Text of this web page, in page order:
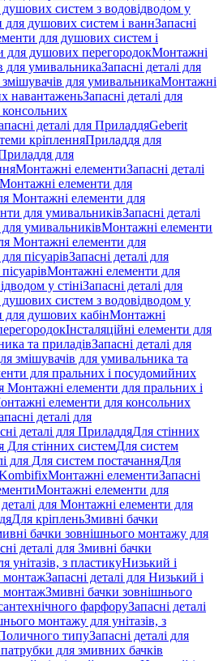
систем з водовідводом у
душових систем і ваннЗапасні
для душових систем і
для душових перегородокМонтажні
для умивальникаЗапасні деталі для
для умивальникаМонтажні
навантаженьЗапасні деталі для
деталі для ПриладдяGeberit
кріпленняПриладдя для
для
Монтажні елементиЗапасні деталі
Монтажні елементи для
Монтажні елементи для
для умивальниківЗапасні деталі
умивальниківМонтажні елементи
Монтажні елементи для
пісуарівЗапасні деталі для
Монтажні елементи для
у стініЗапасні деталі для
систем з водовідводом у
душових кабінМонтажні
Інсталяційні елементи для
та приладівЗапасні деталі для
змішувачів для умивальника та
для пральних і посудомийних
Монтажні елементи для пральних і
елементи для консольних
деталі для
деталі для ПриладдяДля стінних
Для стінних системДля систем
для Для систем постачанняДля
Монтажні елементиЗапасні
Монтажні елементи для
деталі для Монтажні елементи для
Для кріпленьЗмивні бачки
бачки зовнішнього монтажу для
деталі для Змивні бачки
унітазів, з пластикуНизький і
монтажЗапасні деталі для Низький і
монтажЗмивні бачки зовнішнього
фарфоруЗапасні деталі
монтажу для унітазів, з
типуЗапасні деталі для
для змивних бачків